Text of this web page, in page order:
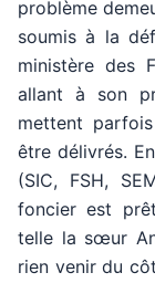
problème
soumis à la
ministère des
allant à son
mettent
être délivrés.
(SIC, FSH,
foncier est
telle la sœur
rien venir du